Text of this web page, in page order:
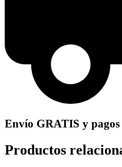
Envío GRATIS y
Productos